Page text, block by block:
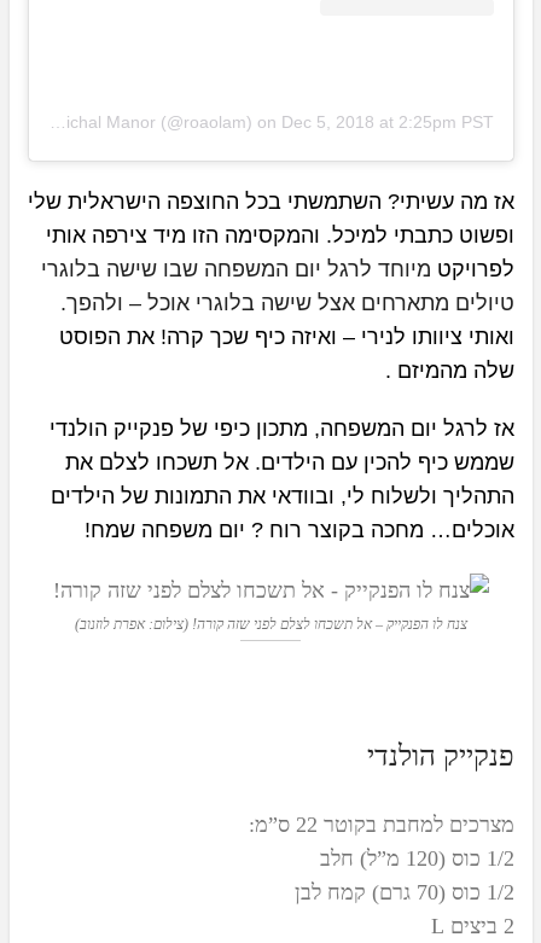
on Dec 5, 2018 at 2:25pm PST
אז מה עשיתי? השתמשתי בכל החוצפה הישראלית שלי
ופשוט כתבתי למיכל. והמקסימה הזו מיד צירפה אותי
לפרויקט מיוחד לרגל יום המשפחה שבו שישה בלוגרי
טיולים מתארחים אצל שישה בלוגרי אוכל – ולהפך.
ואותי ציוותו לנירי – ואיזה כיף שכך קרה! את הפוסט
שלה מהמיזם .
אז לרגל יום המשפחה, מתכון כיפי של פנקייק הולנדי
שממש כיף להכין עם הילדים. אל תשכחו לצלם את
התהליך ולשלוח לי, ובוודאי את התמונות של הילדים
אוכלים… מחכה בקוצר רוח ? יום משפחה שמח!
צנח לו הפנקייק – אל תשכחו לצלם לפני שזה קורה! (צילום: אפרת לוזנוב)
פנקייק הולנדי
מצרכים למחבת בקוטר 22 ס”מ:
1/2 כוס (120 מ”ל) חלב
1/2 כוס (70 גרם) קמח לבן
2 ביצים L